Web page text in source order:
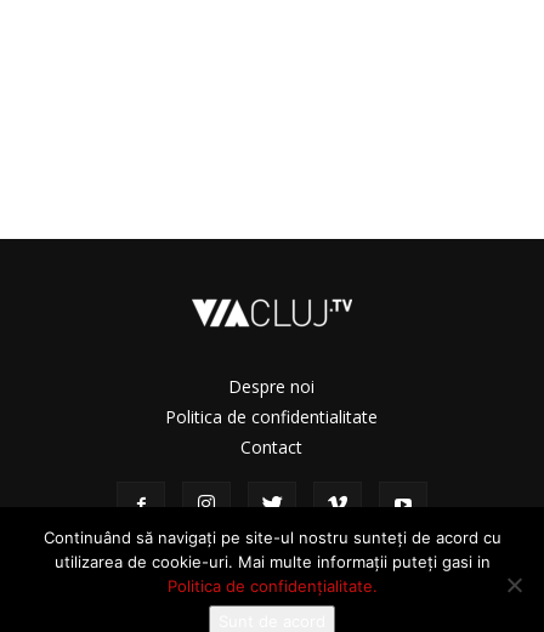
Despre noi
Politica de confidentialitate
Contact
Continuând să navigați pe site-ul nostru sunteți de acord cu
utilizarea de cookie-uri. Mai multe informații puteți gasi in
Politica de confidențialitate.